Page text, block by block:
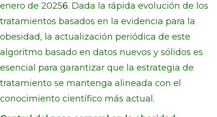
enero de 20256. Dada la rápida evolución de los
tratamientos basados en la evidencia para la
obesidad, la actualización periódica de este
algoritmo basado en datos nuevos y sólidos es
esencial para garantizar que la estrategia de
tratamiento se mantenga alineada con el
conocimiento científico más actual.